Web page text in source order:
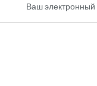
Ваш электронный